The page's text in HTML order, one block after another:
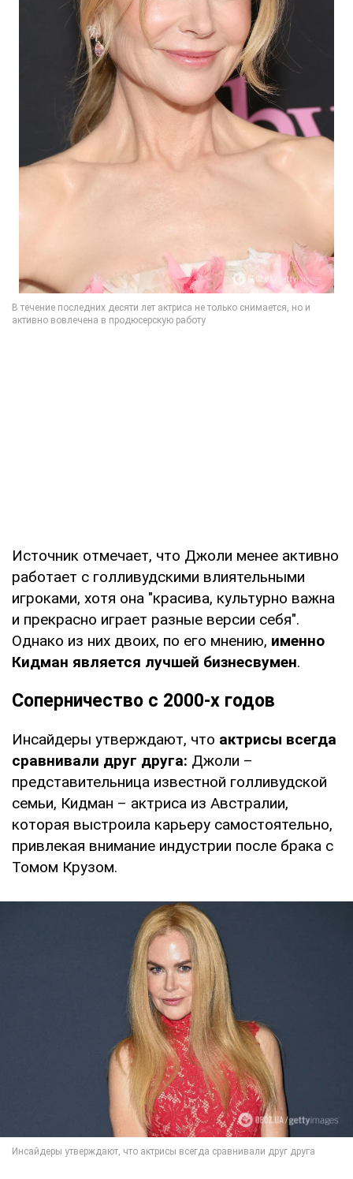
Источник отмечает, что Джоли менее активно
работает с голливудскими влиятельными
игроками, хотя она "красива, культурно важна
и прекрасно играет разные версии себя".
Однако из них двоих, по его мнению, именно
Кидман является лучшей бизнесвумен.
Соперничество с 2000-х годов
Инсайдеры утверждают, что актрисы всегда
сравнивали друг друга: Джоли –
представительница известной голливудской
семьи, Кидман – актриса из Австралии,
которая выстроила карьеру самостоятельно,
привлекая внимание индустрии после брака с
Томом Крузом.